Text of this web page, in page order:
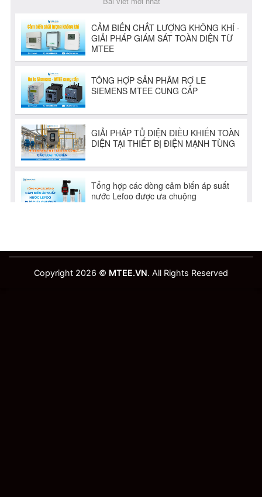
Copyright 2026 © MTEE.VN. All Rights Reserved